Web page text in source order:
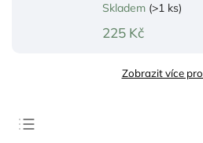
Skladem (>1 ks)
225 Kč
Zobrazit více